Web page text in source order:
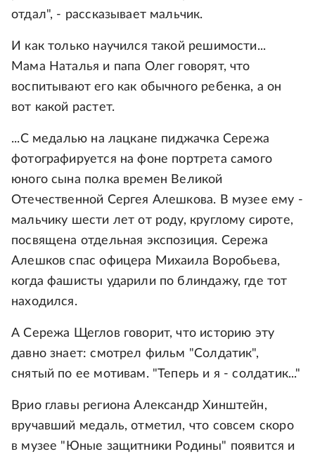
отдал", - рассказывает мальчик.
И как только научился такой решимости...
Мама Наталья и папа Олег говорят, что
воспитывают его как обычного ребенка, а он
вот какой растет.
...С медалью на лацкане пиджачка Сережа
фотографируется на фоне портрета самого
юного сына полка времен Великой
Отечественной Сергея Алешкова. В музее ему -
мальчику шести лет от роду, круглому сироте,
посвящена отдельная экспозиция. Сережа
Алешков спас офицера Михаила Воробьева,
когда фашисты ударили по блиндажу, где тот
находился.
А Сережа Щеглов говорит, что историю эту
давно знает: смотрел фильм "Солдатик",
снятый по ее мотивам. "Теперь и я - солдатик..."
Врио главы региона Александр Хинштейн,
вручавший медаль, отметил, что совсем скоро
в музее "Юные защитники Родины" появится и